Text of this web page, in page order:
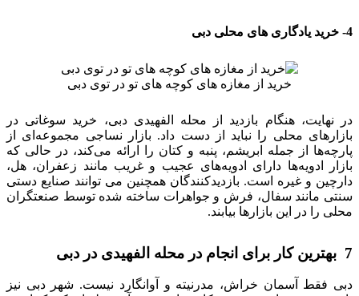
4- خرید یادگاری های محلی دبی
خرید از مغازه های کوچه های تو در توی دبی
در نهایت، هنگام بازدید از محله الفهیدی دبی، خرید سوغاتی در
بازارهای محلی را نباید از دست داد. بازار نساجی مجموعه‌ای از
پارچه‌ها از جمله ابریشم، پنبه و کتان را ارائه می‌کند، در حالی که
بازار ادویه‌ها دارای ادویه‌های عجیب و غریب مانند زعفران، هل،
دارچین و غیره است. بازدیدکنندگان همچنین می توانند صنایع دستی
سنتی مانند سفال، فرش و جواهرات ساخته شده توسط صنعتگران
محلی را در این بازارها بیابند.
7 بهترین کار برای انجام در محله الفهیدی در دبی
دبی فقط آسمان خراش، مدرنیته و آوانگارد نیست. شهر دبی نیز